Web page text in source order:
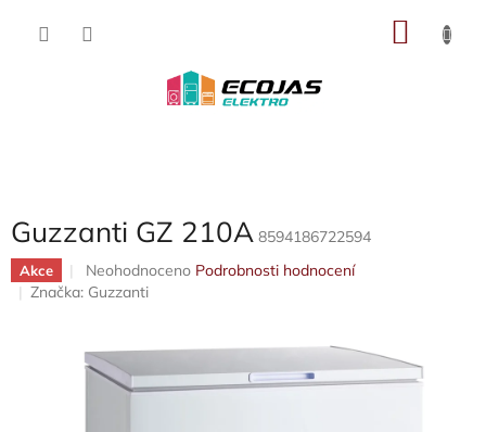
Guzzanti GZ 210A 8594186722594
Akce
Průměrné
hodnocení
0,0
z
Neohodnoceno Podrobnosti hodnocení
Značka: Guzzanti